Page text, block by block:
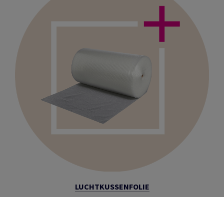
LUCHTKUSSENFOLIE